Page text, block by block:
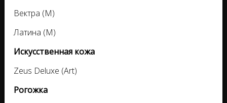
Вектра (M)
Латина (M)
Искусственная кожа
Zeus Deluxe (Art)
Рогожка